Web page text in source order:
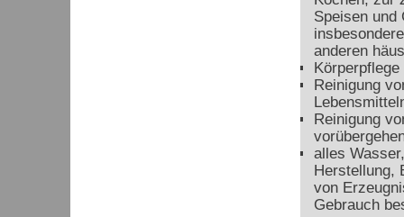
Speisen und
anderen
Reinigung
Reinigung
alles
Herstellung,
von
Gebrauch